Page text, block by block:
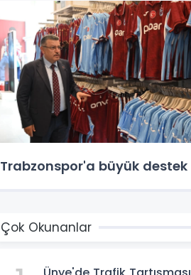
Trabzonspor'a büyük destek
Çok Okunanlar